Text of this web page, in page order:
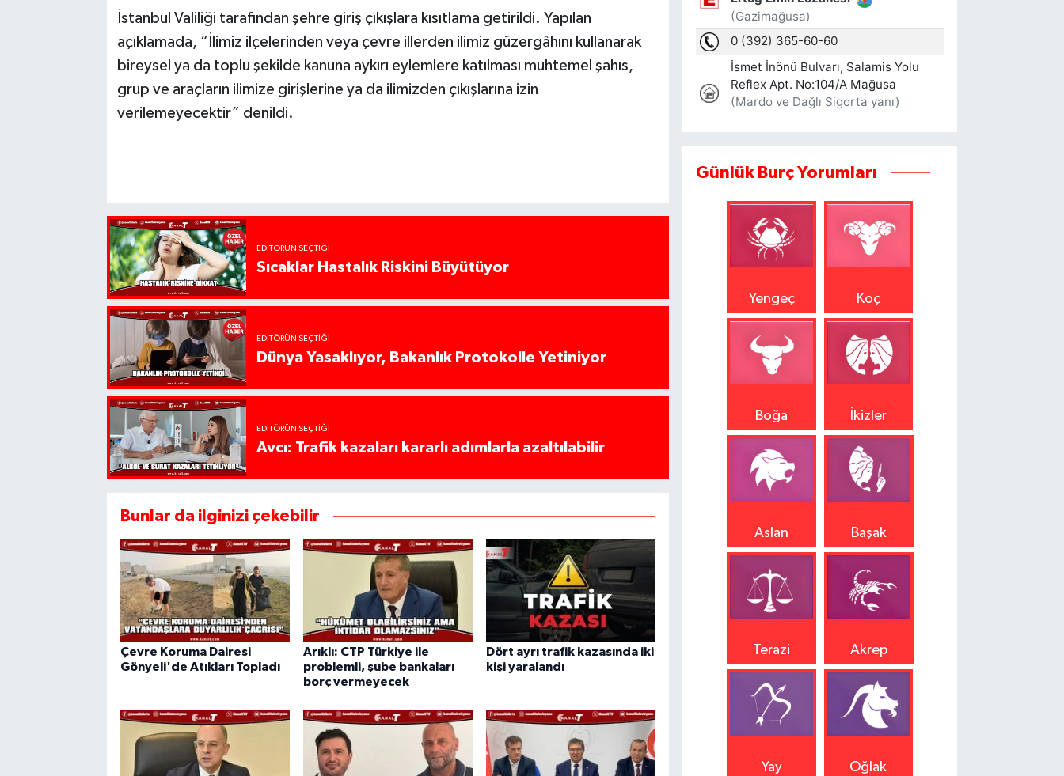
İstanbul Valiliği tarafından şehre giriş çıkışlara kısıtlama getirildi. Yapılan
açıklamada, “İlimiz ilçelerinden veya çevre illerden ilimiz güzergâhını kullanarak
bireysel ya da toplu şekilde kanuna aykırı eylemlere katılması muhtemel şahıs,
grup ve araçların ilimize girişlerine ya da ilimizden çıkışlarına izin
verilemeyecektir” denildi.
EDITÖRÜN SEÇTIĞI
Sıcaklar Hastalık Riskini Büyütüyor
EDITÖRÜN SEÇTIĞI
Dünya Yasaklıyor, Bakanlık Protokolle Yetiniyor
EDITÖRÜN SEÇTIĞI
Avcı: Trafik kazaları kararlı adımlarla azaltılabilir
Bunlar da ilginizi çekebilir
Çevre Koruma Dairesi
Gönyeli'de Atıkları Topladı
Arıklı: CTP Türkiye ile
problemli, şube bankaları
borç vermeyecek
Dört ayrı trafik kazasında iki
kişi yaralandı
Günlük Burç Yorumları
Yengeç Koç
Boğa İkizler
Aslan Başak
Terazi Akrep
Yay Oğlak